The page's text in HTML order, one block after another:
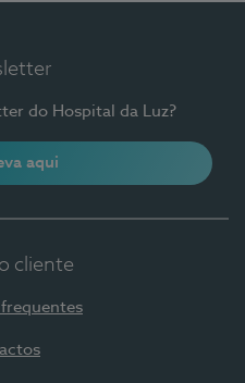
do Hospital da Luz?
aqui
cliente